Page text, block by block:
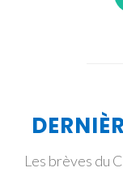
Les brèves du